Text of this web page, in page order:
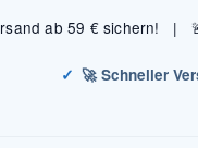
ab 59 € sichern! |
🚀 Schneller